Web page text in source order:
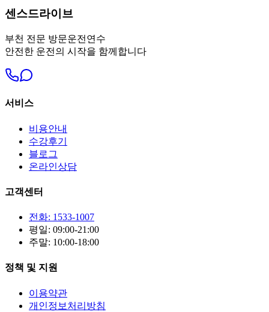
센스드라이브
부천 전문 방문운전연수
안전한 운전의 시작을 함께합니다
서비스
비용안내
수강후기
블로그
온라인상담
고객센터
전화: 1533-1007
평일: 09:00-21:00
주말: 10:00-18:00
정책 및 지원
이용약관
개인정보처리방침